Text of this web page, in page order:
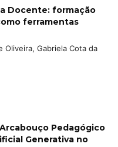
Docente: formação
ferramentas
Oliveira, Gabriela Cota da
Pedagógico
Generativa no